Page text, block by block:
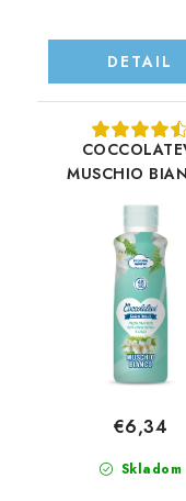
DETAIL
MUSCHIO
aviváže -
prania
Skladom
€6,34